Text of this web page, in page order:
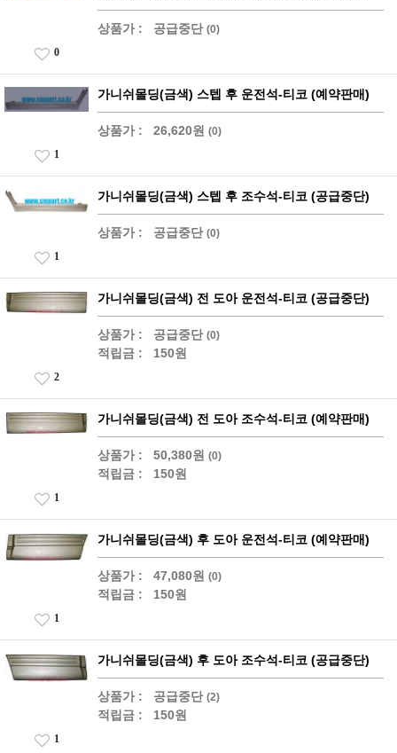
상품가 : 공급중단 (0)
0
가니쉬몰딩(금색) 스텝 후 운전석-티코 (예약판매)
상품가 : 26,620원 (0)
1
가니쉬몰딩(금색) 스텝 후 조수석-티코 (공급중단)
상품가 : 공급중단 (0)
1
가니쉬몰딩(금색) 전 도아 운전석-티코 (공급중단)
상품가 : 공급중단 (0)
적립금 : 150원
2
가니쉬몰딩(금색) 전 도아 조수석-티코 (예약판매)
상품가 : 50,380원 (0)
적립금 : 150원
1
가니쉬몰딩(금색) 후 도아 운전석-티코 (예약판매)
상품가 : 47,080원 (0)
적립금 : 150원
1
가니쉬몰딩(금색) 후 도아 조수석-티코 (공급중단)
상품가 : 공급중단 (2)
적립금 : 150원
1